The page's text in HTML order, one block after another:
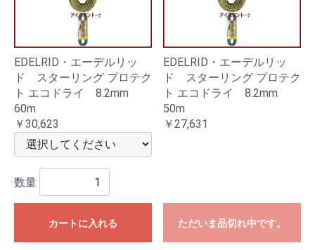
EDELRID・エーデルリッ
ド スターリング プロテク
ト エコドライ 8.2mm
60m
￥30,623
数量
カートに入れる
EDELRID・エーデルリッ
ド スターリング プロテク
ト エコドライ 8.2mm
50m
￥27,631
ただいま品切れ中です。